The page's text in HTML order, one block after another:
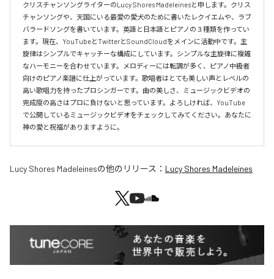
クリスチャンソングライターのLucy Shores Madeleinesと申します。クリス
チャンソングや、天国にいる最愛の愛犬のために書いたレクイエムや、ラブ
バラードソングを書いています。英語と日本語とピアノの３種類を作ってい
ます。現在、YouTubeとTwitterとSoundCloudをメインに活動中です。主
旋律はシンプルでキャッチーな構成にしています。シンプルな主旋律に複雑
なハーモニーを合わせています。メロディーには転調が多く、ピアノ中級者
向けのピアノ楽譜に仕上がっています。歌唱者はとても美しい声とレベルの
高い歌唱力を持ったプロシンガーです。曲の美しさ、ミュージックビデオの
完成度の高さはプロに負けないと思っています。よろしければ、YouTube
で公開しているミュージックビデオをチェックしてみてください。あなたに
神の愛と祝福がありますように。
Lucy Shores Madeleinesの他のリリース： Lucy Shores Madeleines